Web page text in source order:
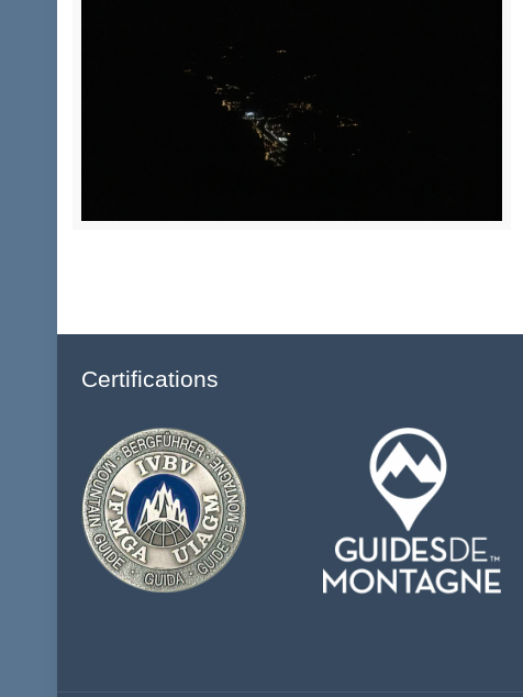
Certifications